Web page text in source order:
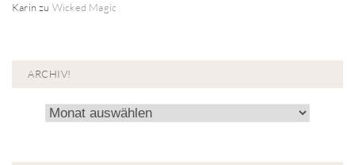
Karinzu Wicked Magic
ARCHIV!
Archiv!